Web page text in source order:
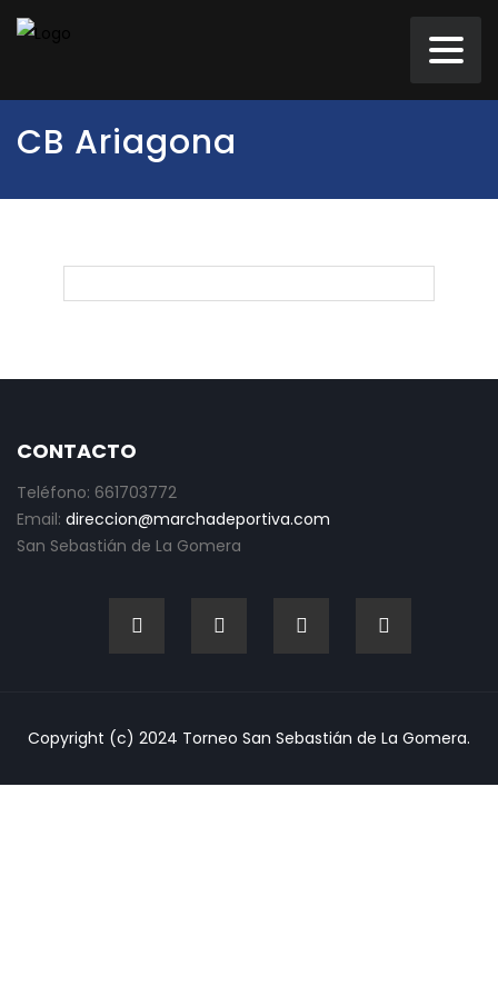
CB Ariagona
CONTACTO
Teléfono: 661703772
Email: direccion@marchadeportiva.com
San Sebastián de La Gomera
Copyright (c) 2024 Torneo San Sebastián de La Gomera.